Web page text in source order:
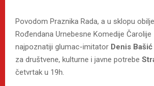
Povodom Praznika Rada, a u sklopu
Rođendana Urnebesne Komedije
najpoznatiji glumac-imitator Denis Bašić
za društvene, kulturne i javne potrebe
četvrtak u 19h.